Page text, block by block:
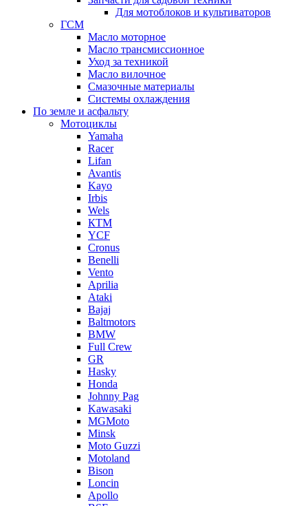
Для мотоблоков и культиваторов
ГСМ
Масло моторное
Масло трансмиссионное
Уход за техникой
Масло вилочное
Смазочные материалы
Системы охлаждения
По земле и асфальту
Мотоциклы
Yamaha
Racer
Lifan
Avantis
Kayo
Irbis
Wels
КТМ
YCF
Cronus
Benelli
Vento
Aprilia
Ataki
Bajaj
Baltmotors
BMW
Full Crew
GR
Hasky
Honda
Johnny Pag
Kawasaki
MGMoto
Minsk
Moto Guzzi
Motoland
Bison
Loncin
Apollo